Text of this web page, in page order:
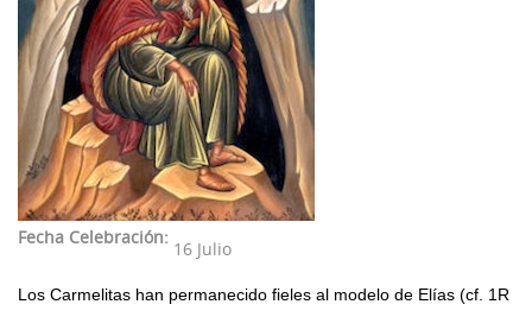
Referencias bibliográficas
Video presentación
52 semana (2023)
51 Semana (2022)
49 - 50 Semana (2021)
48 Semana (2019)
47 Semana (2018)
46 Semana (2017)
45 Semana (2016)
Fundadores
Conferencias
Materiales
Galería
Videos
Fecha Celebración:
16 Julio
Los Carmelitas han permanecido fieles al modelo de Elías (cf. 1R